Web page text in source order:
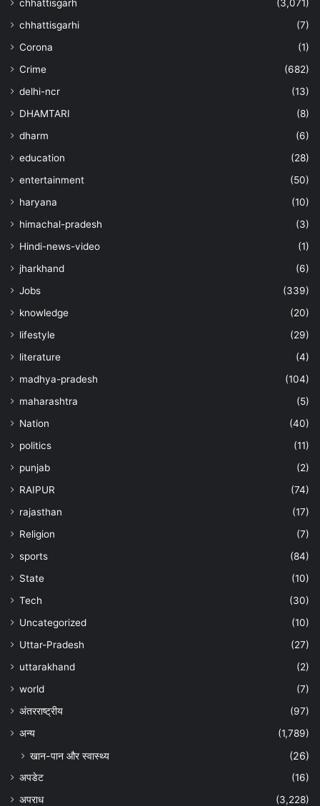
chhattisgarh
(3,071)
chhattisgarhi
(7)
Corona
(1)
Crime
(682)
delhi-ncr
(13)
DHAMTARI
(8)
dharm
(6)
education
(28)
entertainment
(50)
haryana
(10)
himachal-pradesh
(3)
Hindi-news-video
(1)
jharkhand
(6)
Jobs
(339)
knowledge
(20)
lifestyle
(29)
literature
(4)
madhya-pradesh
(104)
maharashtra
(5)
Nation
(40)
politics
(11)
punjab
(2)
RAIPUR
(74)
rajasthan
(17)
Religion
(7)
sports
(84)
State
(10)
Tech
(30)
Uncategorized
(10)
Uttar-Pradesh
(27)
uttarakhand
(2)
world
(7)
अंतरराष्ट्रीय
(97)
अन्‍य
(1,789)
खान-पान और स्वास्थ्य (26)
अपडेट
(16)
अपराध
(3,228)